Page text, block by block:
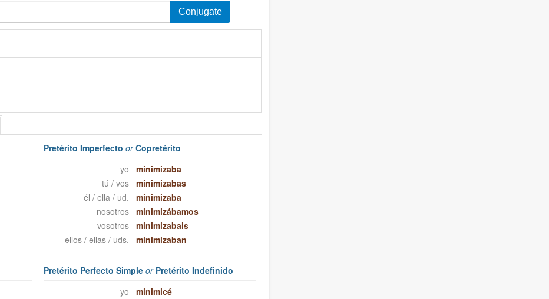
Pretérito ImperfectoorCopretérito
yo
minimizaba
tú / vos
minimizabas
él / ella / ud.
minimizaba
nosotros
minimizábamos
vosotros
minimizabais
ellos / ellas / uds.
minimizaban
Pretérito Perfecto SimpleorPretérito Indefinido
yo
minimicé